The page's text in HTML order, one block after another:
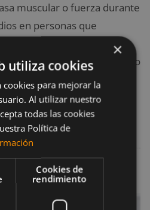
muscular o fuerza durante
en personas que
pesas arrojaron la
de este ácido no altero
muscular y
×
utiliza cookies
cookies para mejorar la
Al utilizar nuestro
todas las cookies
Política de
Cookies de
rendimiento